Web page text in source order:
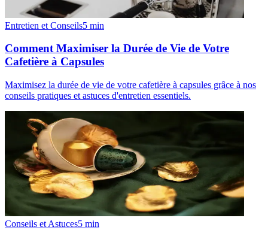
Entretien et Conseils5 min
Comment Maximiser la Durée de Vie de Votre
Cafetière à Capsules
Maximisez la durée de vie de votre cafetière à capsules grâce à nos
conseils pratiques et astuces d'entretien essentiels.
Conseils et Astuces5 min